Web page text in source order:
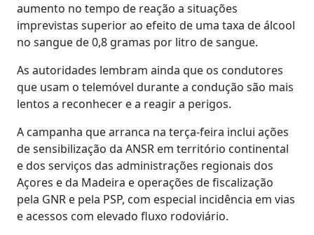
aumento no tempo de reação a situações
imprevistas superior ao efeito de uma taxa de álcool
no sangue de 0,8 gramas por litro de sangue.
As autoridades lembram ainda que os condutores
que usam o telemóvel durante a condução são mais
lentos a reconhecer e a reagir a perigos.
A campanha que arranca na terça-feira inclui ações
de sensibilização da ANSR em território continental
e dos serviços das administrações regionais dos
Açores e da Madeira e operações de fiscalização
pela GNR e pela PSP, com especial incidência em vias
e acessos com elevado fluxo rodoviário.